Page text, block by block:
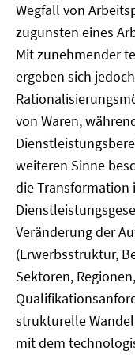
Wegfall von
zugunsten eines
Mit zunehmender
ergeben sich
von Waren,
weiteren Sinne
die Transformation
Veränderung der
(Erwerbsstruktur,
Sektoren,
strukturelle
mit dem